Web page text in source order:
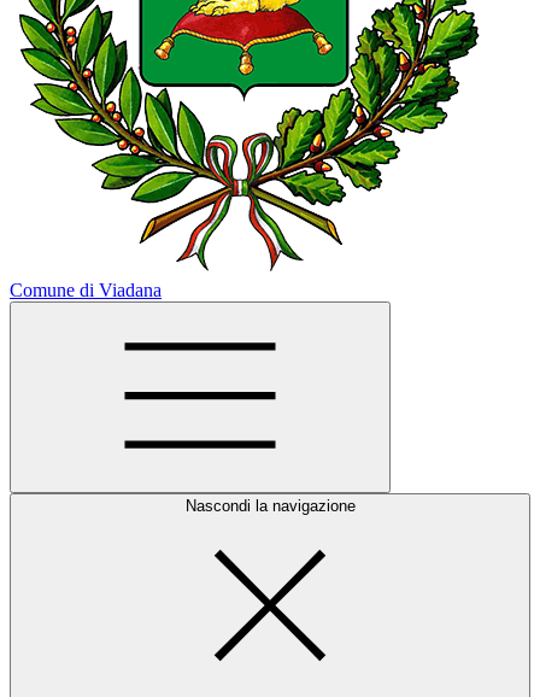
Comune di Viadana
Nascondi la navigazione